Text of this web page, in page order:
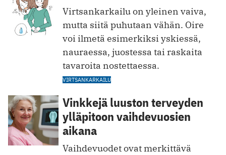
Virtsankarkailu on yleinen vaiva,
mutta siitä puhutaan vähän. Oire
voi ilmetä esimerkiksi yskiessä,
nauraessa, juostessa tai raskaita
tavaroita nostettaessa.
VIRTSANKARKAILU
Vinkkejä luuston terveyden
ylläpitoon vaihdevuosien
aikana
Vaihdevuodet ovat merkittävä